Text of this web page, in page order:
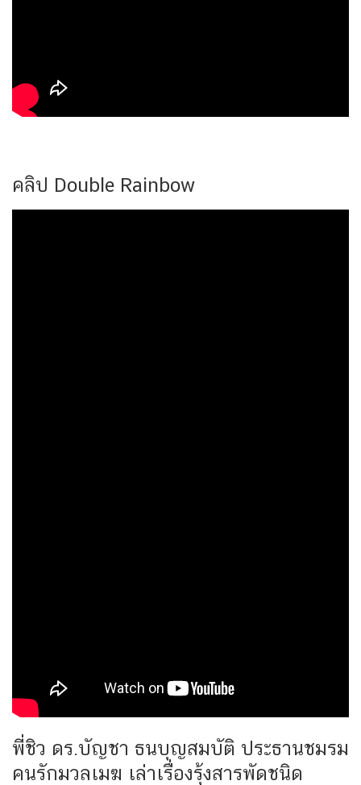
คลิป Double Rainbow
พี่ชิว ดร.บัญชา ธนบุญสมบัติ ประธานชมรม
คนรักมวลเมฆ เล่าเรื่องรุ้งสารพัดชนิด